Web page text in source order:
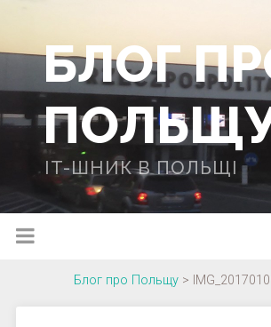
БЛОГ
IT-ШНИК В ПОЛЬЩІ
Блог про Польщу>